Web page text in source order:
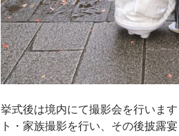
挙式後は境内にて撮影会を行いま
ト・家族撮影を行い、その後披露宴